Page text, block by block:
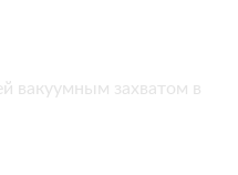
вакуумным захватом в